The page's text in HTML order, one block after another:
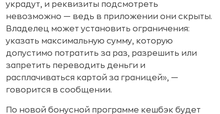
украдут, и реквизиты подсмотреть
невозможно — ведь в приложении они скрыты.
Владелец может установить ограничения:
указать максимальную сумму, которую
допустимо потратить за раз, разрешить или
запретить переводить деньги и
расплачиваться картой за границей», —
говорится в сообщении.
По новой бонусной программе кешбэк будет